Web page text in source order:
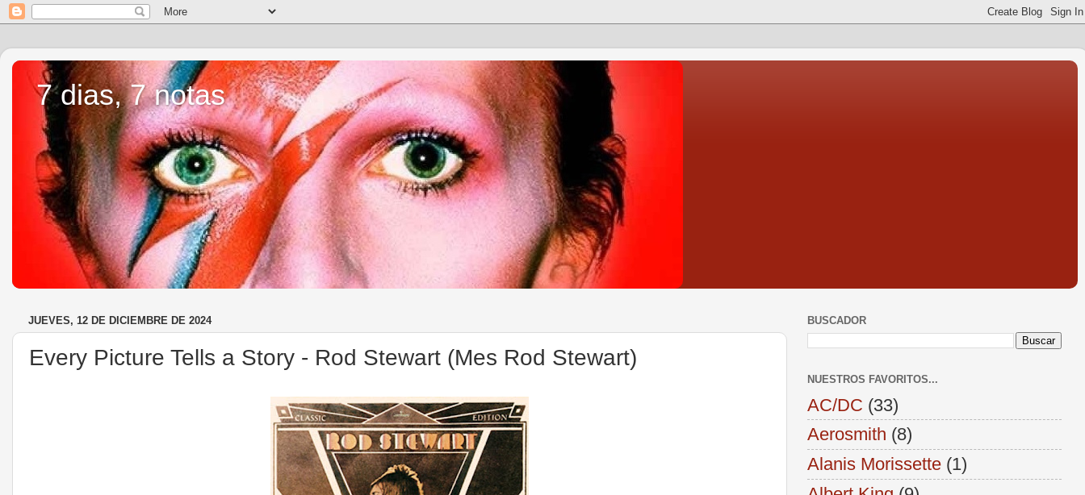
7 dias, 7 notas
JUEVES, 12 DE DICIEMBRE DE 2024
Every Picture Tells a Story - Rod Stewart (Mes Rod Stewart)
BUSCADOR
NUESTROS FAVORITOS...
AC/DC (33)
Aerosmith (8)
Alanis Morissette (1)